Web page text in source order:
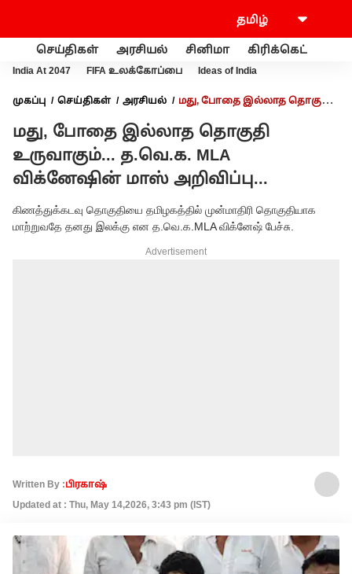
செய்திகள் அரசியல் சினிமா கிரிக்கெட்
India At 2047 FIFA உலக்கோப்பை Ideas of India
முகப்பு செய்திகள் அரசியல்
மது, போதை இல்லாத தொகுதி
மது, போதை இல்லாத தொகுதி
உருவாகும்... த.வெ.க. MLA
விக்னேஷின் மாஸ் அறிவிப்பு...
கிணத்துக்கடவு தொகுதியை தமிழகத்தில் முன்மாதிரி தொகுதியாக
மாற்றுவதே தனது இலக்கு என த.வெ.க.MLA விக்னேஷ் பேச்சு.
Advertisement
Written By :பிரகாஷ்
Updated at : Thu, May 14,2026, 3:43 pm (IST)